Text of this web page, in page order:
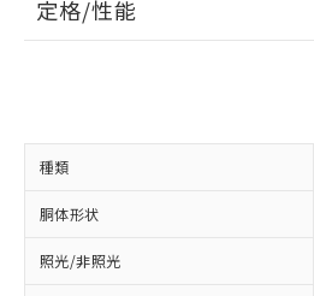
定格/性能
種類
胴体形状
照光/非照光